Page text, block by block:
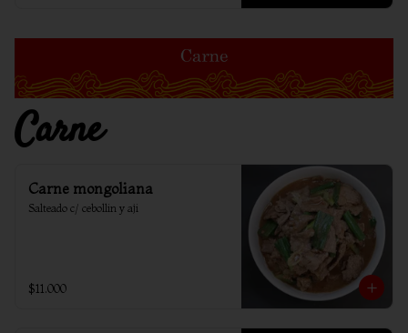
Carne
Carne mongoliana
Salteado c/ cebollin y aji
$11.000